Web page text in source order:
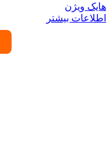
هایک ویژن
اطلاعات بیشتر